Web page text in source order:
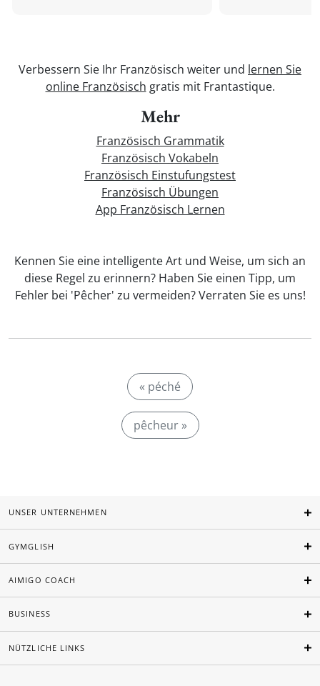
Verbessern Sie Ihr Französisch weiter und lernen Sie
online Französisch gratis mit Frantastique.
Mehr
Französisch Grammatik
Französisch Vokabeln
Französisch Einstufungstest
Französisch Übungen
App Französisch Lernen
Kennen Sie eine intelligente Art und Weise, um sich an
diese Regel zu erinnern? Haben Sie einen Tipp, um
Fehler bei 'Pêcher' zu vermeiden? Verraten Sie es uns!
« péché
pêcheur »
UNSER UNTERNEHMEN
GYMGLISH
AIMIGO COACH
BUSINESS
NÜTZLICHE LINKS